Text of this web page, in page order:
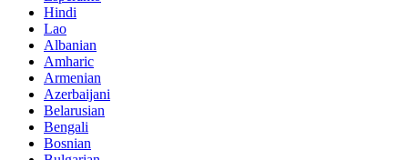
Hindi
Lao
Albanian
Amharic
Armenian
Azerbaijani
Belarusian
Bengali
Bosnian